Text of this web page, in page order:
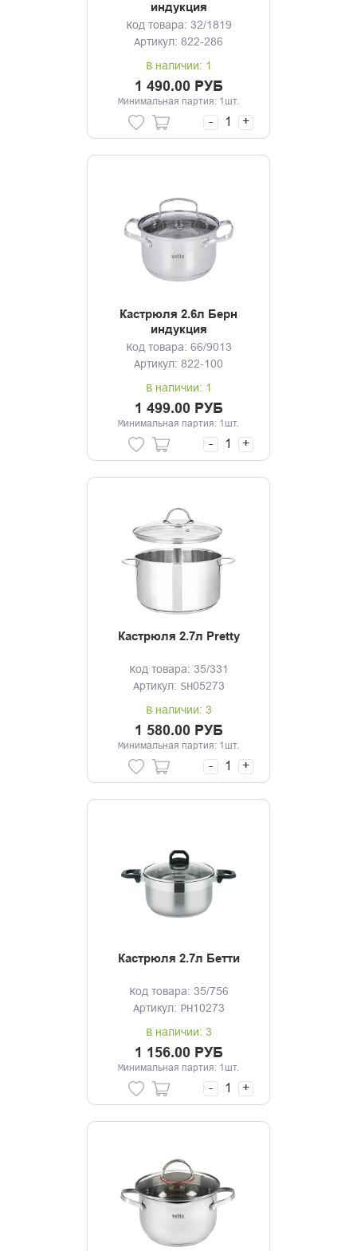
индукция
Код товара: 32/1819
Артикул: 822-286
В наличии: 1
1 490.00 РУБ
Минимальная партия: 1шт.
- +
Кастрюля 2.6л Берн
индукция
Код товара: 66/9013
Артикул: 822-100
В наличии: 1
1 499.00 РУБ
Минимальная партия: 1шт.
- +
Кастрюля 2.7л Pretty
Код товара: 35/331
Артикул: SH05273
В наличии: 3
1 580.00 РУБ
Минимальная партия: 1шт.
- +
Кастрюля 2.7л Бетти
Код товара: 35/756
Артикул: PH10273
В наличии: 3
1 156.00 РУБ
Минимальная партия: 1шт.
- +